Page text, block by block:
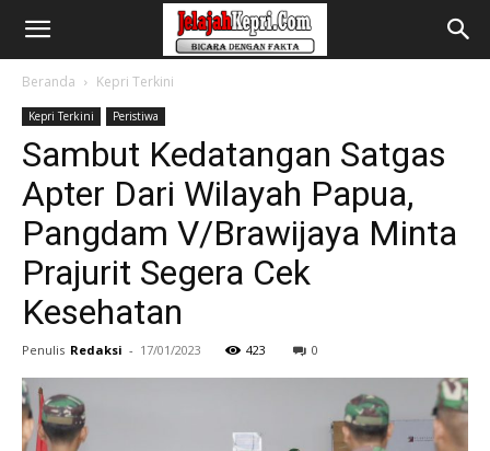
Beranda Kepri Terkini
Kepri Terkini Peristiwa
Sambut Kedatangan Satgas
Apter Dari Wilayah Papua,
Pangdam V/Brawijaya Minta
Prajurit Segera Cek
Kesehatan
Penulis Redaksi - 17/01/2023 423 0